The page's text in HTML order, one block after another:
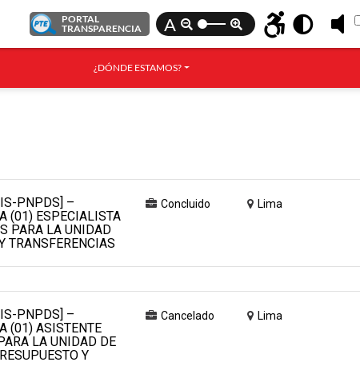
PORTAL
TRANSPARENCIA
A
¿DÓNDE ESTAMOS?
PNPDS] –
(01) ESPECIALISTA
PARA LA UNIDAD
TRANSFERENCIAS
Concluido Lima
PNPDS] –
(01) ASISTENTE
LA UNIDAD DE
Y
Cancelado Lima